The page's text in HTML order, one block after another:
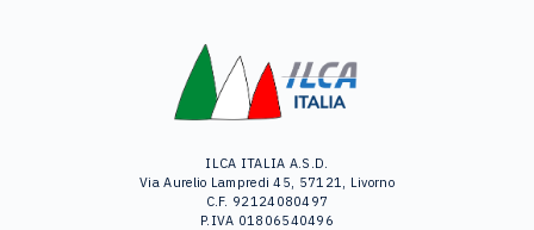
ILCA ITALIA A.S.D.
Via Aurelio Lampredi 45, 57121, Livorno
C.F. 92124080497
P.IVA 01806540496